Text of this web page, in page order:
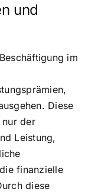
und
im
Diese
der
Leistung,
finanzielle
diese